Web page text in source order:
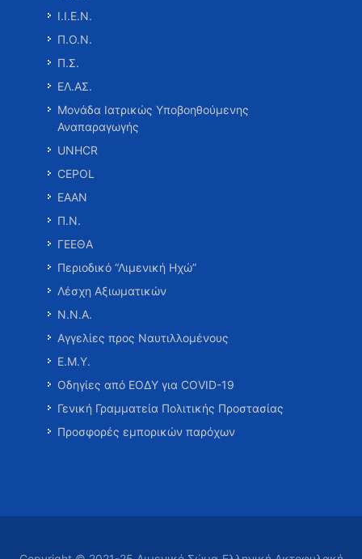
Ι.Ι.Ε.Ν.
Π.Ο.Ν.
Π.Σ.
ΕΛ.ΑΣ.
Μονάδα Ιατρικώς Υποβοηθούμενης
Αναπαραγωγής
UNHCR
CEPOL
ΕΑΑΝ
Π.Ν.
ΓΕΕΘΑ
Περιοδικό “Λιμενική Ηχώ”
Λέσχη Αξιωματικών
Ν.Ν.Α.
Αγγελίες προς Ναυτιλλομένους
Ε.Μ.Υ.
Οδηγίες από ΕΟΔΥ για COVID-19
Γενική Γραμματεία Πολιτικής Προστασίας
Προσφορές εμπορικών παρόχων